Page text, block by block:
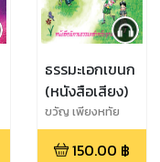
ธรรมะเอกเขนก
(หนังสือเสียง)
ขวัญ เพียงหทัย
150.00 ฿